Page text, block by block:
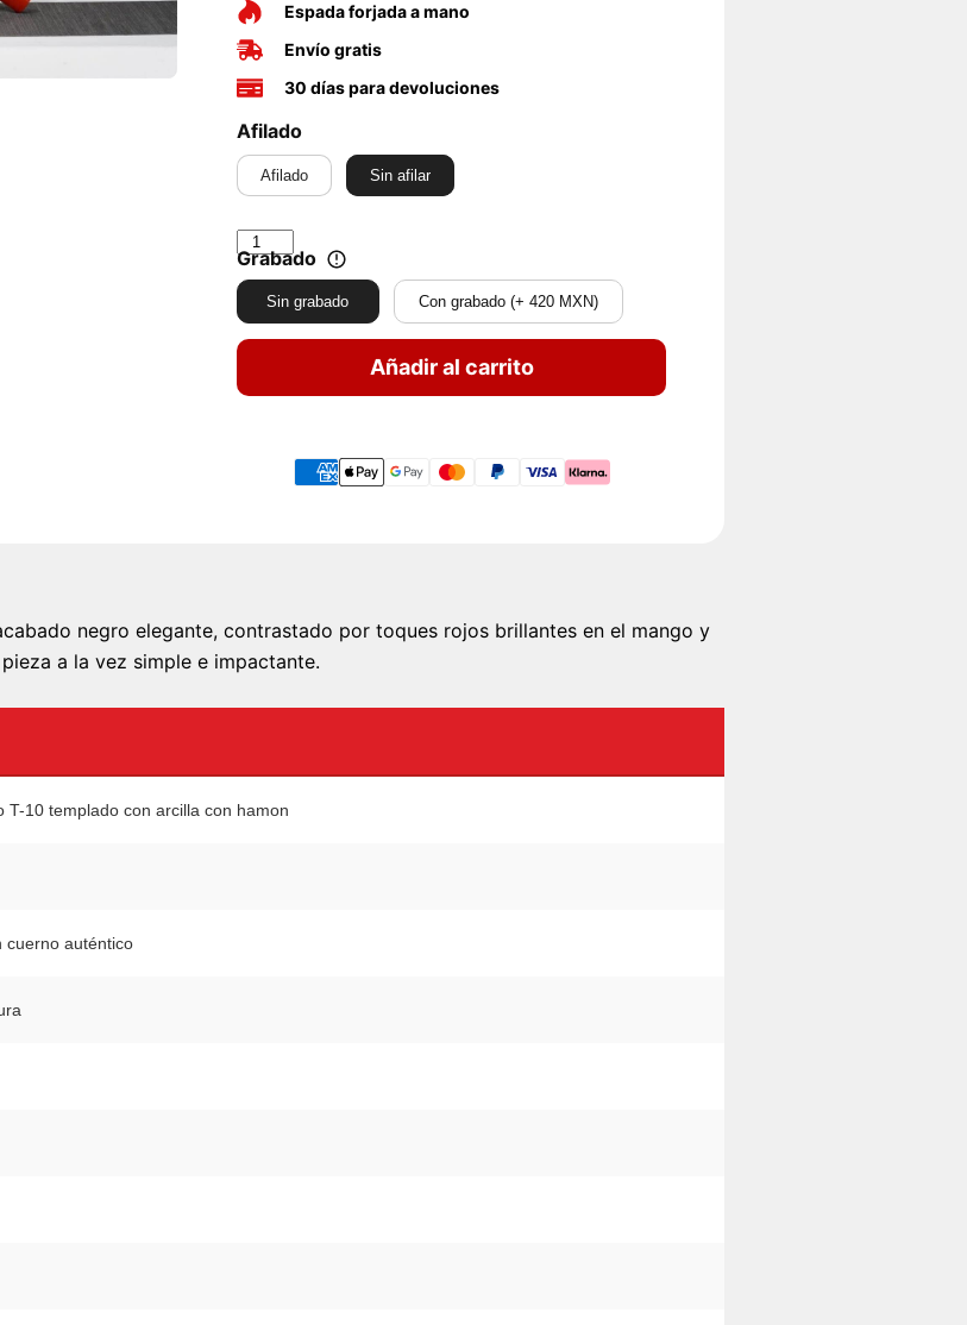
Espada forjada a mano
Envío gratis
30 días para devoluciones
Afilado
Afilado Sin afilar
Grabado
Sin grabado Con grabado (+ 420 MXN)
Añadir al carrito
negro elegante, contrastado por toques rojos brillantes en el mango y
a la vez simple e impactante.
10 templado con arcilla con hamon
cuerno auténtico